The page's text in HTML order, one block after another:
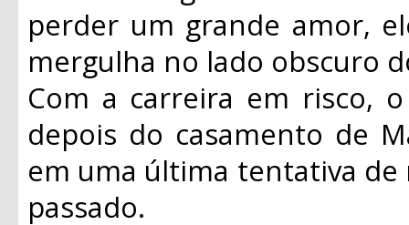
perder um grande amor,
mergulha no lado obscuro
Com a carreira em risco,
depois do casamento de
em uma última tentativa
passado.